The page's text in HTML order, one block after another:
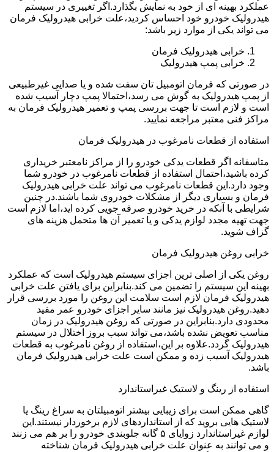
عملکرد بهینه ای از خود به نمایش بگذارد.اگر تغییری در سیستم
هیدرولیک خودرو خود احساس کردید،علت خرابی هیدرولیک فرمان
می تواند یکی از موارد زیر باشد:
خرابی هیدرولیک فرمان
خرابی پمپ هیدرولیک
در صورتی که فرمان اتومبیل تان سفت شده و یا صدایی غیرطبیعی
از پمپ هیدرولیک به گوش می رسد،احتمالا پمپ دچار آسیب شده
است و لازم است تا جهت بررسی پمپ و تعمیر هیدرولیک فرمان به
مراکز فنی معتبر مراجعه نمایید.
استفاده از قطعات نامرغوب در هیدرولیک فرمان
متاسفانه اگر قطعات یدکی خودرو را از مراکز نامعتبر خریداری
کرده باشید،احتمال استفاده از قطعات نامرغوب در خودرو شما
وجود دارد.این قطعات نامرغوب می تواند علت خرابی هیدرولیک
فرمان و بسیاری دیگر از مشکلات خودروی شما باشند.در چنین
شرایطی با آنکه در خرید خودرو صرفه جویی کرده اید،اما لازم است
جهت تهیه مجدد لوازم یدکی و یا تعمیر آن ها متحمل هزینه های
گزاف شوید.
خرابی روغن هیدرولیک فرمان
روغن یکی از اصلی ترین اجزای سیستم هیدرولیک است که عملکرد
بهینه این سیستم را تضمین می کند.بنابراین برای یافتن علت خرابی
هیدرولیک فرمان لازم است سلامت این روغن را مورد بررسی قرار
دهید.روغن هیدرولیک نیز مانند سایر اجزای خودرو عمر مفید
محدودی دارد.بنابراین در صورتی که روغن هیدرولیک در زمان
مناسب تعویض نشده باشد،می تواند سبب بروز اختلال در سیستم
هیدرولیک گردد.علاوه بر این،استفاده از روغن نامرغوب به قطعات
هیدرولیک آسیب زده و ممکن است علت خرابی هیدرولیک فرمان
باشد.
استفاده از رینگ و لاستیک غیراستاندارد
گاهی ممکن است برای زیبایی بیشتر اتومبیلتان به سراغ رینگ یا
لاستیک هایی بروید که از استانداردهای لازم برخوردار نیستند.این
لوازم غیراستاندارد زوایای ۵ گانه جلوبندی خودرو را بر هم می زنند
و می توانند به عنوان علت خرابی هیدرولیک فرمان شناخته